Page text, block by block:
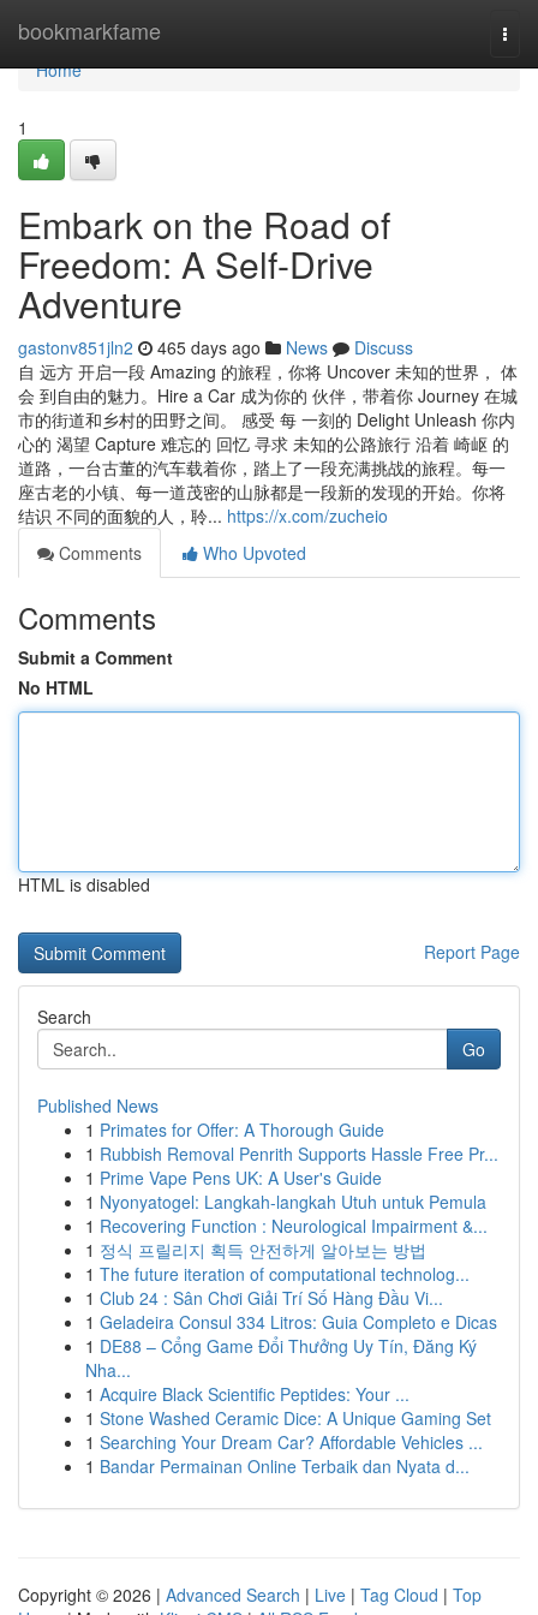
bookmarkfame
Home
Home
1
Embark on the Road of
Freedom: A Self-Drive
Adventure
gastonv851jln2 465 days ago News
Discuss
自 远方 开启一段 Amazing 的旅程，你将 Uncover 未知的世界， 体
会 到自由的魅力。Hire a Car 成为你的 伙伴，带着你 Journey 在城
市的街道和乡村的田野之间。 感受 每 一刻的 Delight Unleash 你内
心的 渴望 Capture 难忘的 回忆 寻求 未知的公路旅行 沿着 崎岖 的
道路，一台古董的汽车载着你，踏上了一段充满挑战的旅程。每一
座古老的小镇、每一道茂密的山脉都是一段新的发现的开始。你将
结识 不同的面貌的人，聆... https://x.com/zucheio
Comments
Who Upvoted
Comments
Submit a Comment
No HTML
HTML is disabled
Report Page
Search
Go
Published News
1 Primates for Offer: A Thorough Guide
1 Rubbish Removal Penrith Supports Hassle Free Pr...
1 Prime Vape Pens UK: A User's Guide
1 Nyonyatogel: Langkah-langkah Utuh untuk Pemula
1 Recovering Function : Neurological Impairment &...
1 정식 프릴리지 획득 안전하게 알아보는 방법
1 The future iteration of computational technolog...
1 Club 24 : Sân Chơi Giải Trí Số Hàng Đầu Vi...
1 Geladeira Consul 334 Litros: Guia Completo e Dicas
1 DE88 – Cổng Game Đổi Thưởng Uy Tín, Đăng Ký
Nha...
1 Acquire Black Scientific Peptides: Your ...
1 Stone Washed Ceramic Dice: A Unique Gaming Set
1 Searching Your Dream Car? Affordable Vehicles ...
1 Bandar Permainan Online Terbaik dan Nyata d...
Copyright © 2026 | Advanced Search | Live | Tag Cloud | Top